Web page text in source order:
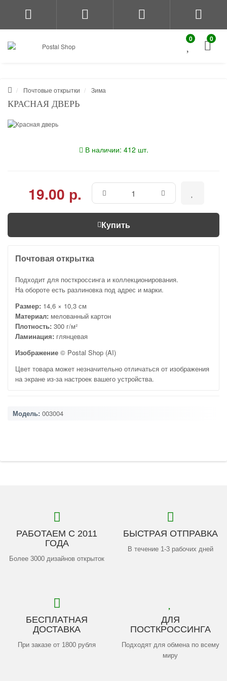
0 0
Почтовые открытки Зима
КРАСНАЯ ДВЕРЬ
В наличии: 412 шт.
19.00 р.
Купить
Почтовая открытка
Подходит для посткроссинга и коллекционирования.
На обороте есть разлиновка под адрес и марки.
Размер: 14,6 × 10,3 см
Материал: мелованный картон
Плотность: 300 г/м²
Ламинация: глянцевая
Изображение © Postal Shop (AI)
Цвет товара может незначительно отличаться от изображения
на экране из-за настроек вашего устройства.
Модель: 003004
РАБОТАЕМ С 2011
ГОДА
Более 3000 дизайнов открыток
БЫСТРАЯ ОТПРАВКА
В течение 1-3 рабочих дней
БЕСПЛАТНАЯ
ДОСТАВКА
При заказе от 1800 рубля
ДЛЯ
ПОСТКРОССИНГА
Подходят для обмена по всему
миру